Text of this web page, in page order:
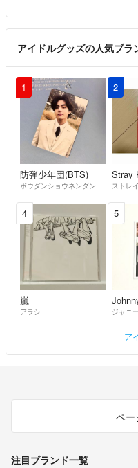
アイドルグッズの人気ブラ
1
防弾少年団(BTS)
ボウダンショウネンダン
2
Stray
ストレ
4
嵐
アラシ
5
ジャニ
ア
ペー
注目ブランド一覧